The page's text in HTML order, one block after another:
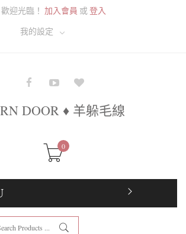
歡迎光臨！ 加入會員 或登入
我的設定
DOOR ♦ 羊躲毛線
0